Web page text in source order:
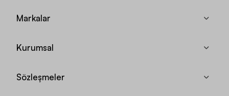
Markalar
Kurumsal
Sözleşmeler